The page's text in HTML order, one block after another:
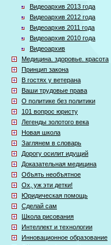
Видеоархив 2013 года
Видеоархив 2012 года
Видеоархив 2011 года
Видеоархив 2010 года
Видеоархив
Медицина. здоровье. красота
Принцип закона
В гостях у ветерана
Ваши трудовые права
О политике без политики
101 вопрос юристу
Легенды золотого века
Новая школа
Заглянем в словарь
Дорогу осилит идущий
Доказательная медицина
Объять необъятное
Ох, уж эти детки!
Юридическая помощь
Сделай сам
Школа рисования
Интеллект и технологии
Инновационное образование